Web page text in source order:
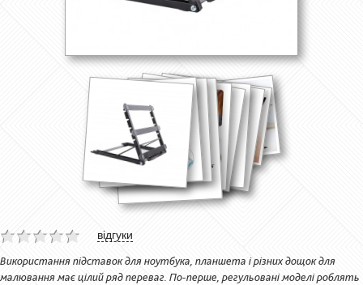
відгуки
Використання підставок для ноутбука, планшета і різних дощок для
малювання має цілий ряд переваг. По-перше, регульовані моделі роблять